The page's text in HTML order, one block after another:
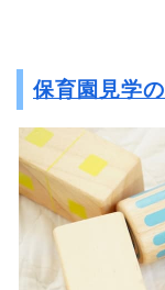
保育園見学